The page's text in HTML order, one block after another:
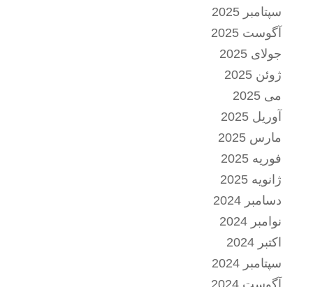
سپتامبر 2025
آگوست 2025
جولای 2025
ژوئن 2025
می 2025
آوریل 2025
مارس 2025
فوریه 2025
ژانویه 2025
دسامبر 2024
نوامبر 2024
اکتبر 2024
سپتامبر 2024
آگوست 2024